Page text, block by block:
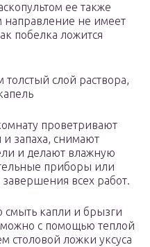
ее также
направление не имеет
побелка ложится
слой раствора,
проветривают
запаха, снимают
и делают влажную
приборы или
всех работ.
смыть капли и брызги
с помощью теплой
столовой ложки уксуса